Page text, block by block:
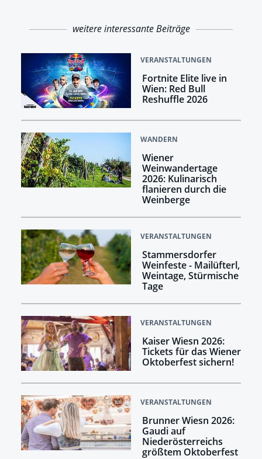
weitere interessante Beiträge
VERANSTALTUNGEN
Fortnite Elite live in
Wien: Red Bull
Reshuffle 2026
WANDERN
Wiener
Weinwandertage
2026: Kulinarisch
flanieren durch die
Weinberge
VERANSTALTUNGEN
Stammersdorfer
Weinfeste - Mailüfterl,
Weintage, Stürmische
Tage
VERANSTALTUNGEN
Kaiser Wiesn 2026:
Tickets für das Wiener
Oktoberfest sichern!
VERANSTALTUNGEN
Brunner Wiesn 2026:
Gaudi auf
Niederösterreichs
größtem Oktoberfest